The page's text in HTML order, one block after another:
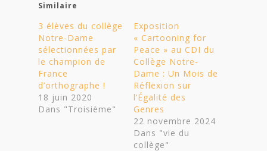
Similaire
3 élèves du collège
Notre-Dame
sélectionnées par
le champion de
France
d’orthographe !
18 juin 2020
Dans "Troisième"
Exposition
« Cartooning for
Peace » au CDI du
Collège Notre-
Dame : Un Mois de
Réflexion sur
l’Égalité des
Genres
22 novembre 2024
Dans "vie du
collège"